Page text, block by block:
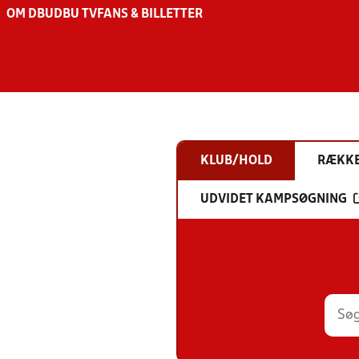
OM DBU DBU TV FANS & BILLETTER
KLUB/HOLD
UDVIDET KAMPSØGNING